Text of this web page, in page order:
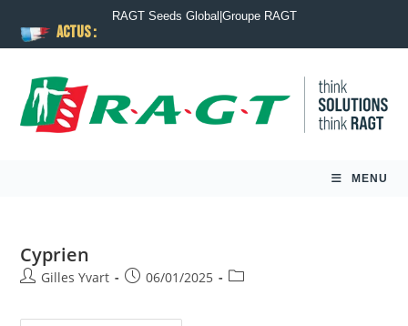
ACTUS :
RAGT Seeds Global Groupe RAGT
MENU
Cyprien
Gilles Yvart 06/01/2025